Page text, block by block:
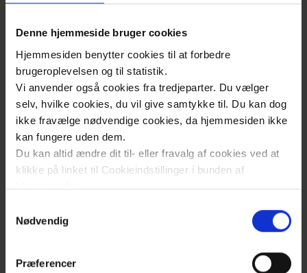
Denne hjemmeside bruger cookies
Hjemmesiden benytter cookies til at forbedre
brugeroplevelsen og til statistik.
Vi anvender også cookies fra tredjeparter. Du vælger
selv, hvilke cookies, du vil give samtykke til. Du kan dog
ikke fravælge nødvendige cookies, da hjemmesiden ikke
kan fungere uden dem.
Du kan altid ændre dit til- eller fravalg af cookies ved at
klikke på linket til Cookieindstillinger i bunden af
hjemmesiden.
Læs mere om brugen af cookies på vores hjemmeside
Læs mere om vores behandling af personoplysninger
her.
Nødvendig
Præferencer
regionrådsmøder: